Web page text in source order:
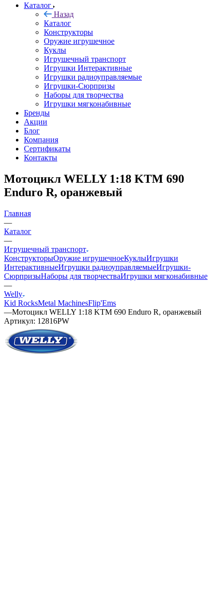
Каталог
Назад
Каталог
Конструкторы
Оружие игрушечное
Куклы
Игрушечный транспорт
Игрушки Интерактивные
Игрушки радиоуправляемые
Игрушки-Сюрпризы
Наборы для творчества
Игрушки мягконабивные
Бренды
Акции
Блог
Компания
Сертификаты
Контакты
Мотоцикл WELLY 1:18 KTM 690
Enduro R, оранжевый
Главная
—
Каталог
—
Игрушечный транспорт
КонструкторыОружие игрушечноеКуклыИгрушки
ИнтерактивныеИгрушки радиоуправляемыеИгрушки-
СюрпризыНаборы для творчестваИгрушки мягконабивные
—
Welly
Kid RocksMetal MachinesFlip'Ems
—Мотоцикл WELLY 1:18 KTM 690 Enduro R, оранжевый
Артикул: 12816PW